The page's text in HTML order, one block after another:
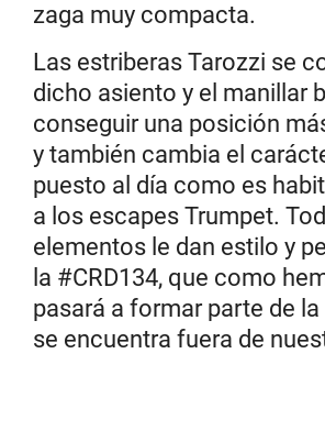
zaga muy compacta.
Las estriberas Tarozzi se
dicho asiento y el manillar
conseguir una posición
y también cambia el
puesto al día como es
a los escapes Trumpet.
elementos le dan estilo y
la #CRD134, que como
pasará a formar parte de
se encuentra fuera de